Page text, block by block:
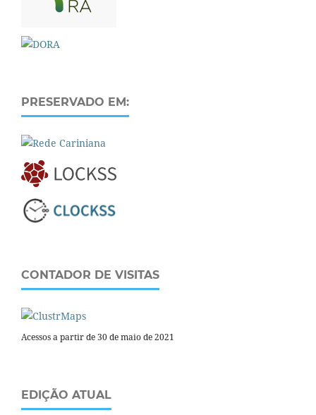
PRESERVADO EM:
CONTADOR DE VISITAS
Acessos a partir de 30 de maio de 2021
EDIÇÃO ATUAL